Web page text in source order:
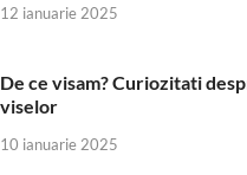
12 ianuarie 2025
De ce visam? Curiozitati
viselor
10 ianuarie 2025